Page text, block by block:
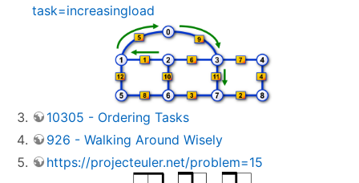
task=increasingload
10305 - Ordering Tasks
926 - Walking Around Wisely
https://projecteuler.net/problem=15